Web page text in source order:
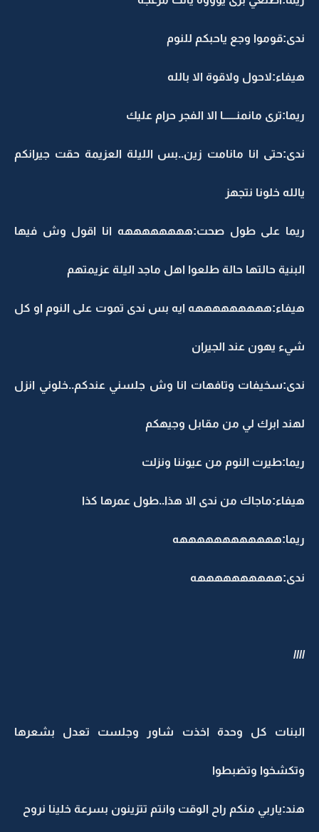
ندى:قوموا وجع ياحبكم للنوم
هيفاء:لاحول ولاقوة الا بالله
ريما:ترى مانمنــــــا الا الفجر حرام عليك
ندى:حتى انا مانامت زين..بس الليلة العزيمة حقت جيرانكم
يالله خلونا نتجهز
ريما على طول صحت:ههههههههه انا اقول وش فيها
البنية حالتها حالة طلعوا اهل ماجد اليلة عزيمتهم
هيفاء:هههههههههه ايه بس ندى تموت على النوم او كل
شيء يهون عند الجيران
ندى:سخيفات وتافهات انا وش جلسني عندكم..خلوني انزل
لهند ابرك لي من مقابل وجيهكم
ريما:طيرت النوم من عيوننا ونزلت
هيفاء:ماجاك من ندى الا هذا..طول عمرها كذا
ريما:ههههههههههههه
ندى:ههههههههههه
////
البنات كل وحدة اخذت شاور وجلست تعدل بشعرها
وتكشخوا وتضبطوا
هند:ياربي منكم راح الوقت وانتم تتزينون بسرعة خلينا نروح